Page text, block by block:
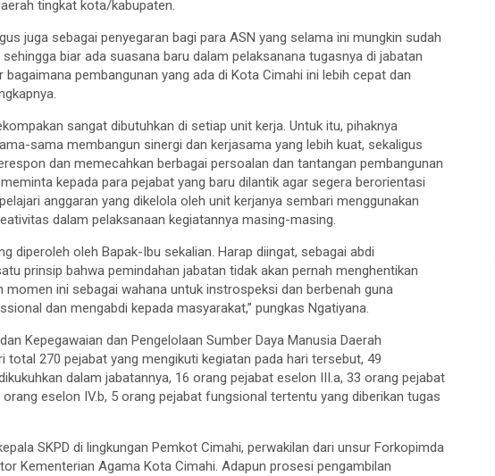
tingkat kota/kabupaten.
juga sebagai penyegaran bagi para ASN yang selama ini mungkin sudah
biar ada suasana baru dalam pelaksanana tugasnya di jabatan
pembangunan yang ada di Kota Cimahi ini lebih cepat dan
sangat dibutuhkan di setiap unit kerja. Untuk itu, pihaknya
sama membangun sinergi dan kerjasama yang lebih kuat, sekaligus
dan memecahkan berbagai persoalan dan tantangan pembangunan
kepada para pejabat yang baru dilantik agar segera berorientasi
anggaran yang dikelola oleh unit kerjanya sembari menggunakan
dalam pelaksanaan kegiatannya masing-masing.
diperoleh oleh Bapak-Ibu sekalian. Harap diingat, sebagai abdi
prinsip bahwa pemindahan jabatan tidak akan pernah menghentikan
ini sebagai wahana untuk instrospeksi dan berbenah guna
dan mengabdi kepada masyarakat,” pungkas Ngatiyana.
Kepegawaian dan Pengelolaan Sumber Daya Manusia Daerah
total 270 pejabat yang mengikuti kegiatan pada hari tersebut, 49
dalam jabatannya, 16 orang pejabat eselon III.a, 33 orang pejabat
eselon IV.b, 5 orang pejabat fungsional tertentu yang diberikan tugas
SKPD di lingkungan Pemkot Cimahi, perwakilan dari unsur Forkopimda
Kementerian Agama Kota Cimahi. Adapun prosesi pengambilan